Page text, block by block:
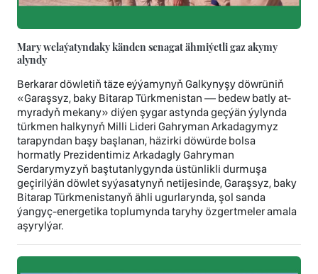
Mary welaýatyndaky känden senagat ähmiýetli gaz akymy
alyndy
Berkarar döwletiň täze eýýamynyň Galkynyşy döwrüniň
«Garaşsyz, baky Bitarap Türkmenistan — bedew batly at-
myradyň mekany» diýen şygar astynda geçýän ýylynda
türkmen halkynyň Milli Lideri Gahryman Arkadagymyz
tarapyndan başy başlanan, häzirki döwürde bolsa
hormatly Prezidentimiz Arkadagly Gahryman
Serdarymyzyň baştutanlygynda üstünlikli durmuşa
geçirilýän döwlet syýasatynyň netijesinde, Garaşsyz, baky
Bitarap Türkmenistanyň ähli ugurlarynda, şol sanda
ýangyç-energetika toplumynda taryhy özgertmeler amala
aşyrylýar.